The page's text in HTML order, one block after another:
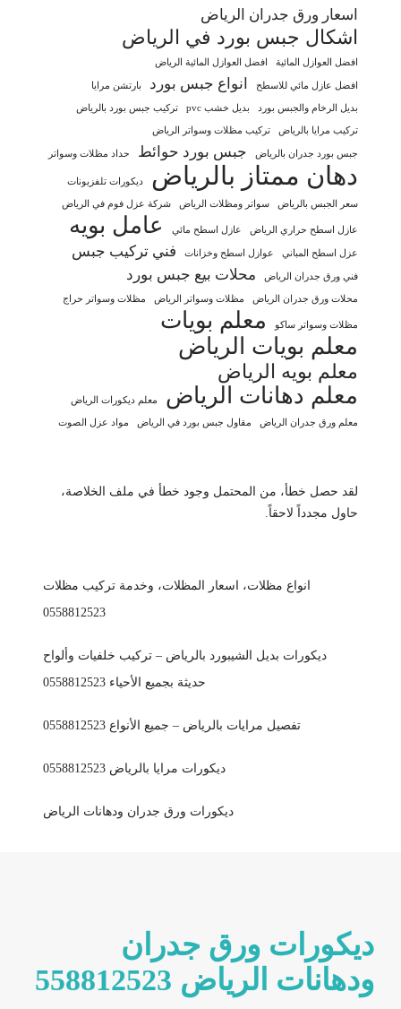
اسعار ورق جدران الرياض
اشكال جبس بورد في الرياض
افضل العوازل المائية افضل العوازل المائية الرياض
افضل عازل مائي للاسطح انواع جبس بورد بارتشن مرايا
بديل الرخام والجبس بورد بديل خشب pvc تركيب جبس بورد بالرياض
تركيب مرايا بالرياض تركيب مظلات وسواتر الرياض
جبس بورد جدران بالرياض جبس بورد حوائط حداد مظلات وسواتر
دهان ممتاز بالرياض ديكورات تلفزيونات
سعر الجبس بالرياض سواتر ومظلات الرياض شركة عزل فوم في الرياض
عازل اسطح حراري الرياض عازل اسطح مائي عامل بويه
عزل اسطح المباني عوازل اسطح وخزانات فني تركيب جبس
فني ورق جدران الرياض محلات بيع جبس بورد
محلات ورق جدران الرياض مظلات وسواتر الرياض مظلات وسواتر حراج
مظلات وسواتر ساكو
معلم بويات
معلم بويات الرياض
معلم بويه الرياض
معلم دهانات الرياض معلم ديكورات الرياض
معلم ورق جدران الرياض مقاول جبس بورد في الرياض مواد عزل الصوت
لقد حصل خطأ، من المحتمل وجود خطأ في ملف الخلاصة،
حاول مجدداً لاحقاً.
انواع مظلات، اسعار المظلات، وخدمة تركيب مظلات
0558812523
ديكورات بديل الشيبورد بالرياض – تركيب خلفيات وألواح
حديثة بجميع الأحياء 0558812523
تفصيل مرايات بالرياض – جميع الأنواع 0558812523
ديكورات مرايا بالرياض 0558812523
ديكورات ورق جدران ودهانات الرياض
ديكورات ورق جدران
ودهانات الرياض 558812523